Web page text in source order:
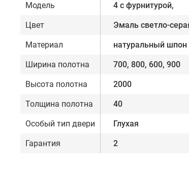
Модель 4 с фурнитурой,
Цвет Эмаль светло-
Материал натуральный шпон
Ширина полотна 700, 800, 600, 900
Высота полотна 2000
Толщина полотна 40
Особый тип двери Глухая
Гарантия 2